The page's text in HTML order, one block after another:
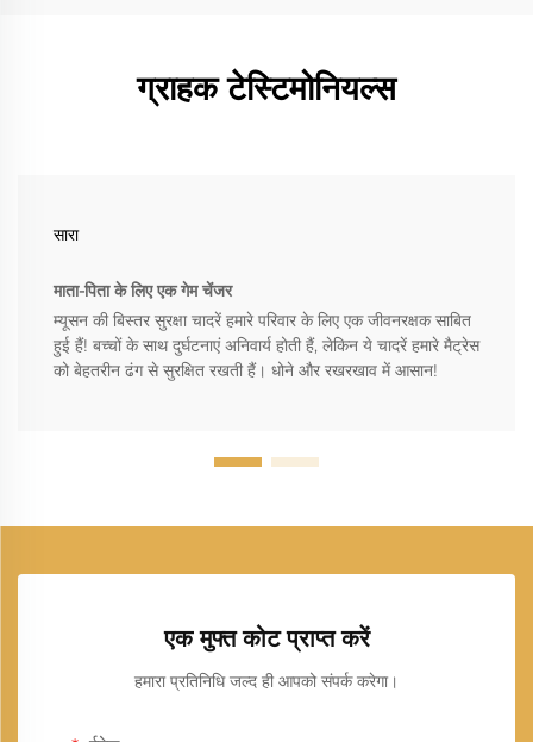
ग्राहक टेस्टिमोनियल्स
सारा
माता-पिता के लिए एक गेम चेंजर
म्यूसन की बिस्तर सुरक्षा चादरें हमारे परिवार के लिए एक जीवनरक्षक साबित
हुई हैं! बच्चों के साथ दुर्घटनाएं अनिवार्य होती हैं, लेकिन ये चादरें हमारे मैट्रेस
को बेहतरीन ढंग से सुरक्षित रखती हैं। धोने और रखरखाव में आसान!
एक मुफ्त कोट प्राप्त करें
हमारा प्रतिनिधि जल्द ही आपको संपर्क करेगा।